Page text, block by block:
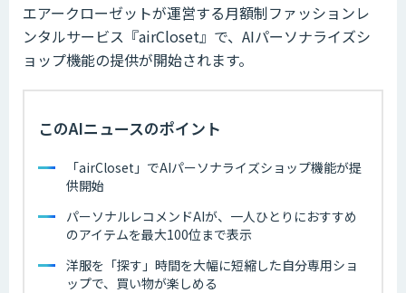
エアークローゼットが運営する月額制ファッションレ
ンタルサービス『airCloset』で、AIパーソナライズシ
ョップ機能の提供が開始されます。
このAIニュースのポイント
「airCloset」でAIパーソナライズショップ機能が提
供開始
パーソナルレコメンドAIが、一人ひとりにおすすめ
のアイテムを最大100位まで表示
洋服を「探す」時間を大幅に短縮した自分専用ショ
ップで、買い物が楽しめる